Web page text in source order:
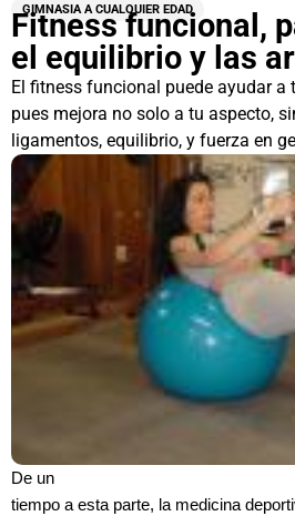
GIMNASIA A CUALQUIER EDAD
Fitness funcional,
el equilibrio y las
El fitness funcional puede ayudar a
pues mejora no solo a tu aspecto,
ligamentos, equilibrio, y fuerza en
De un
tiempo a esta parte, la medicina